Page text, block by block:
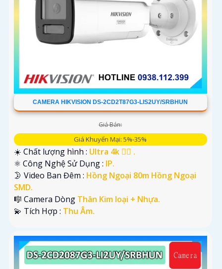
CAMERA HIKVISION DS-2CD2T87G3-LIS2UY/SRBHUN
Giá Bán:
Giá Khuyến Mại: 5%-35%
☀️ Chất lượng hình : Ultra 4k 👍🏾 .
⚛️ Công Nghệ Sử Dụng : IP.
🌛 Video Ban Đêm : Hồng Ngoại 80m Hồng Ngoại
SMD.
🎼️ Camera Dòng Thân Kim loại + Nhựa.
️💫 Tích Hợp : Thu Âm.